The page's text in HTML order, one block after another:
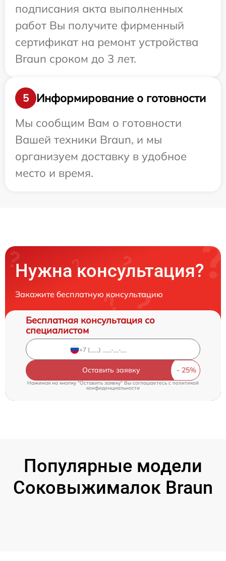
подписания акта выполненных
работ Вы получите фирменный
сертификат на ремонт устройства
Braun сроком до 3 лет.
5
Информирование о готовности
Мы сообщим Вам о готовности
Вашей техники Braun, и мы
организуем доставку в удобное
место и время.
Нужна консультация?
Закажите бесплатную консультацию
Бесплатная консультация со
специалистом
Оставить заявку
Нажимая на кнопку "Оставить заявку" Вы соглашаетесь cполитикой
конфиденциальности
Популярные модели
Соковыжималок Braun